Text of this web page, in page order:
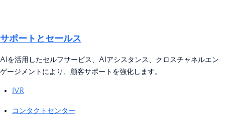
サポートとセールス
AIを活用したセルフサービス、AIアシスタンス、クロスチャネルエン
ゲージメントにより、顧客サポートを強化します。
IVR
コンタクトセンター